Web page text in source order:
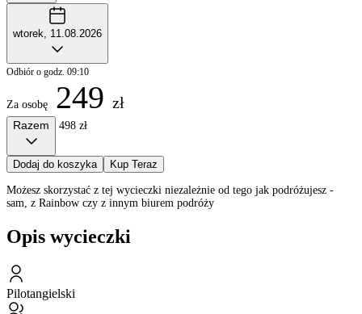
wtorek, 11.08.2026
Odbiór o godz. 09:10
Za osobę 249 zł
Razem 498 zł
Dodaj do koszyka Kup Teraz
Możesz skorzystać z tej wycieczki niezależnie od tego jak podróżujesz -
sam, z Rainbow czy z innym biurem podróży
Opis wycieczki
Pilotangielski